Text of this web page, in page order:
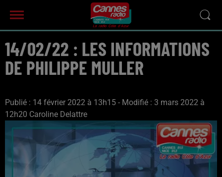
14/02/22 : LES INFORMATIONS
DE PHILIPPE MULLER
Publié : 14 février 2022 à 13h15 - Modifié : 3 mars 2022 à
12h20 Caroline Delattre